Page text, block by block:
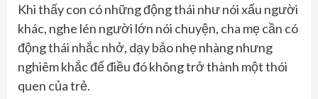
Khi thấy con có những động thái như nói xấu người
khác, nghe lén người lớn nói chuyện, cha mẹ cần có
động thái nhắc nhở, dạy bảo nhẹ nhàng nhưng
nghiêm khắc để điều đó không trở thành một thói
quen của trẻ.